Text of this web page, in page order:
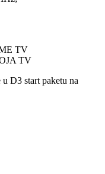
TV
TV
D3 start paketu na